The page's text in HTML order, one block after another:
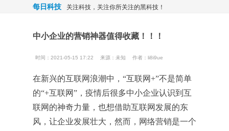
每日科技 关注科技，关注你所关注的黑科技！
中小企业的营销神器值得收藏！！！
时间：2021-05-15 17:22 来源： 未知 作者：li8i9ue
在新兴的互联网浪潮中，“互联网+”不是简单
的“+互联网”，疫情后很多中小企业认识到互
联网的神奇力量，也想借助互联网发展的东
风，让企业发展壮大，然而，网络营销是一个